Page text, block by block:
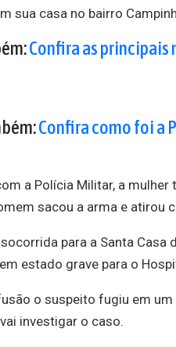
sua casa no bairro
Confira as principais
Confira como foi a
a Polícia Militar, a
sacou a arma e atirou
para a Santa Casa
estado grave para o
o suspeito fugiu em um
investigar o caso.